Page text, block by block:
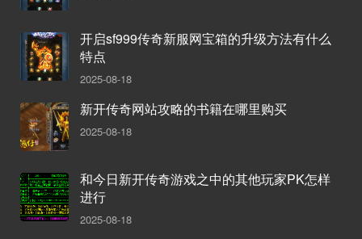
开启sf999传奇新服网宝箱的升级方法有什么
特点
2025-08-18
新开传奇网站攻略的书籍在哪里购买
2025-08-18
和今日新开传奇游戏之中的其他玩家PK怎样
进行
2025-08-18